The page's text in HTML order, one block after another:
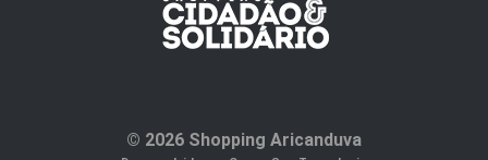
© 2026 Shopping Aricanduva